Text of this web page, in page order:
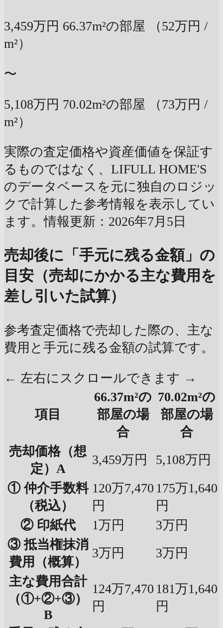
3,459万円 66.37m²の部屋
（52万円 /
m²）
〜
5,108万円 70.02m²の部屋
（73万円 /
m²）
実際の査定価格や資産価値を保証す
るものではなく、LIFULL HOME'S
のデータベースを元に独自のロジッ
クで計算した参考情報を表示してい
ます。情報更新：2026年7月5日
売却後に「手元に残る金額」の
目安（売却にかかる主な費用を
差し引いた試算）
参考査定価格で売却した際の、主な
費用と手元に残る金額の試算です。
← 左右にスクロールできます →
項目
66.37m²の
部屋の場
合
70.02m²の
部屋の場
合
売却価格（想
定）A
3,459万円
5,108万円
① 仲介手数料
（税込）
120万7,470
円
175万1,640
円
② 印紙代
1万円
3万円
③ 抵当権抹消
費用（概算）
3万円
3万円
主な費用合計
（①+②+③）
B
124万7,470
円
181万1,640
円